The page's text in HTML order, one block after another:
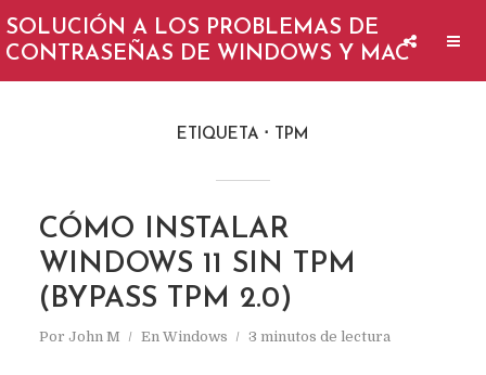
SOLUCIÓN A LOS PROBLEMAS DE
CONTRASEÑAS DE WINDOWS Y MAC
ETIQUETA TPM
CÓMO INSTALAR
WINDOWS 11 SIN TPM
(BYPASS TPM 2.0)
Por John M En Windows 3 minutos de lectura